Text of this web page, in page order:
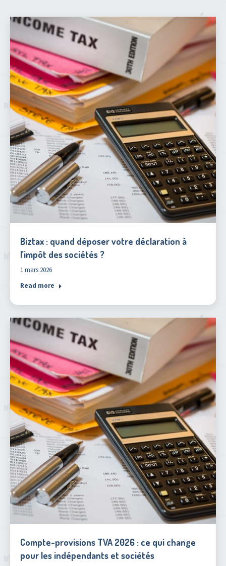
Biztax : quand déposer votre déclaration à
l’impôt des sociétés ?
1 mars 2026
Read more
Compte-provisions TVA 2026 : ce qui change
pour les indépendants et sociétés